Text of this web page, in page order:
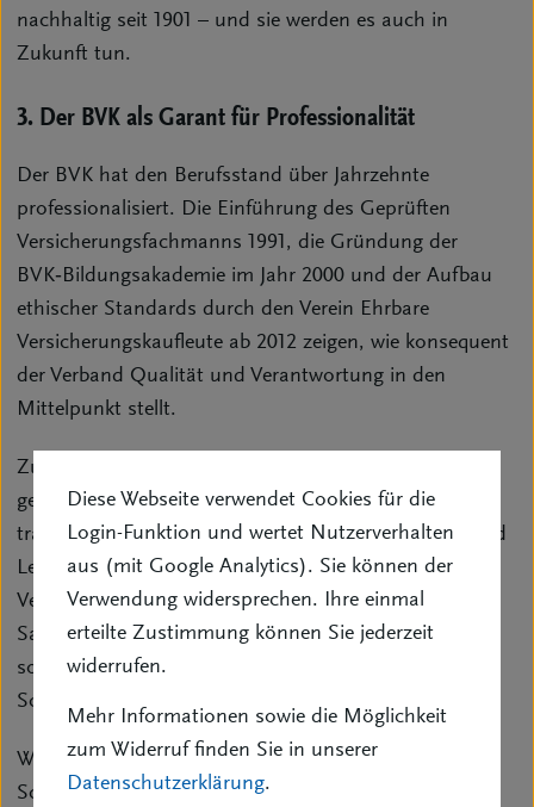
Diese Webseite verwendet Cookies für die
Login-Funktion und wertet Nutzerverhalten
aus (mit Google Analytics). Sie können der
Verwendung widersprechen. Ihre einmal
erteilte Zustimmung können Sie jederzeit
widerrufen.
Mehr Informationen sowie die Möglichkeit
zum Widerruf finden Sie in unserer
Datenschutzerklärung.
nachhaltig seit 1901 – und sie werden es auch in
Zukunft tun.
3. Der BVK als Garant für Professionalität
Der BVK hat den Berufsstand über Jahrzehnte
professionalisiert. Die Einführung des Geprüften
Versicherungsfachmanns 1991, die Gründung der
BVK‑Bildungsakademie im Jahr 2000 und der Aufbau
ethischer Standards durch den Verein Ehrbare
Versicherungskaufleute ab 2012 zeigen, wie konsequent
der Verband Qualität und Verantwortung in den
Mittelpunkt stellt.
Zur Professionalität der Versicherungsvermittlung
gehört auch fundierte Schadenkompetenz. Vermittler
tragen durch fachkundige Begleitung im Schaden- und
Leistungsfall wesentlich zur Funktionsfähigkeit des
Versicherungssystems bei. Sie strukturieren komplexe
Sachverhalte, vermitteln zwischen den Beteiligten und
sorgen für Transparenz und Nachvollziehbarkeit der
Schadenregulierung.
Während die Exklusivagenten oftmals mit
Schadensvollmachten im Auftrag des